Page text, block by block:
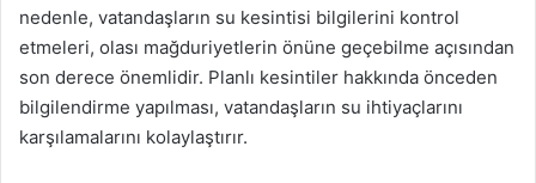
nedenle, vatandaşların su kesintisi bilgilerini kontrol
etmeleri, olası mağduriyetlerin önüne geçebilme açısından
son derece önemlidir. Planlı kesintiler hakkında önceden
bilgilendirme yapılması, vatandaşların su ihtiyaçlarını
karşılamalarını kolaylaştırır.